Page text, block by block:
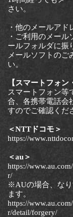
さい。
・他のメールアド
・ご利用のメー
ールフォルダに振
メールソフトのご
い。
【スマートフォン
スマートフォン等
合、各携帯電話会
すのでご確認くだ
＜NTTドコモ＞
https://
＜au＞
https://
r/
※AUの場合、なり
ます。
https://
r/detail/forgery/